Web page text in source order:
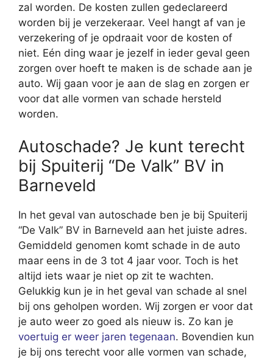
zal worden. De kosten zullen gedeclareerd
worden bij je verzekeraar. Veel hangt af van je
verzekering of je opdraait voor de kosten of
niet. Eén ding waar je jezelf in ieder geval geen
zorgen over hoeft te maken is de schade aan je
auto. Wij gaan voor je aan de slag en zorgen er
voor dat alle vormen van schade hersteld
worden.
Autoschade? Je kunt terecht
bij Spuiterij “De Valk” BV in
Barneveld
In het geval van autoschade ben je bij Spuiterij
“De Valk” BV in Barneveld aan het juiste adres.
Gemiddeld genomen komt schade in de auto
maar eens in de 3 tot 4 jaar voor. Toch is het
altijd iets waar je niet op zit te wachten.
Gelukkig kun je in het geval van schade al snel
bij ons geholpen worden. Wij zorgen er voor dat
je auto weer zo goed als nieuw is. Zo kan je
voertuig er weer jaren tegenaan. Bovendien kun
je bij ons terecht voor alle vormen van schade,